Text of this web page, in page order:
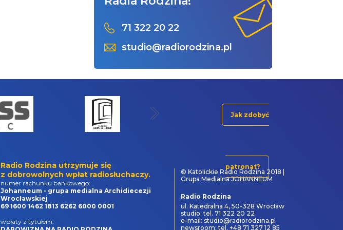
71 322 20 22
studio@radiorodzina.pl
Jak zdobyć
patronat?
Radio Rodzina utrzymuje się
z dobrowolnych wpłat radiosłuchaczy.
numer rachunku bankowego:
Johanneum - grupa medialna Archidiecezji
Wrocławskiej
69 1600 1462 1813 6262 6000 0001
wpłaty z tytułem:
© Katolickie Radio Rodzina 2018 |
Grupa Medialna JOHANNEUM
Radio Rodzina
ul. Katedralna 4, 50-328 Wrocław
studio: tel. 71 322 20 22
e-mail: studio@radiorodzina.pl
newsroom: tel. +48 71 327 12 85